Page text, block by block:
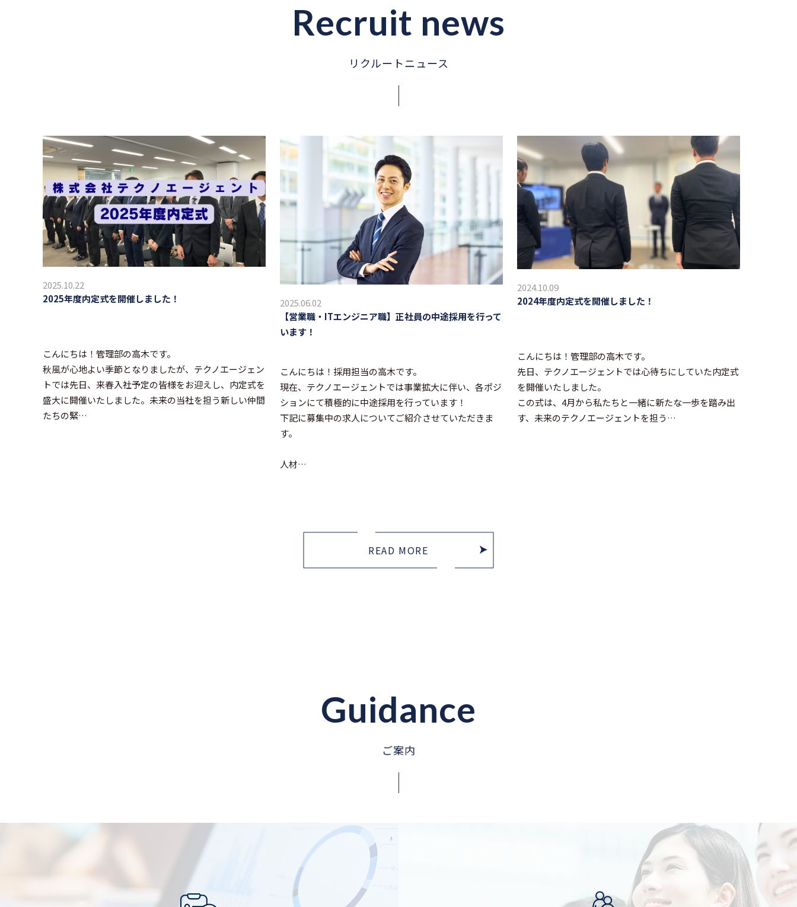
Recruit news
リクルートニュース
2025.10.22
2025年度内定式を開催しました！
こんにちは！管理部の高木です。
秋風が心地よい季節となりましたが、テクノエージェン
トでは先日、来春入社予定の皆様をお迎えし、内定式を
盛大に開催いたしました。未来の当社を担う新しい仲間
たちの緊…
2025.06.02
【営業職・ITエンジニア職】正社員の中途採用を行って
います！
こんにちは！採用担当の高木です。
現在、テクノエージェントでは事業拡大に伴い、各ポジ
ションにて積極的に中途採用を行っています！
下記に募集中の求人についてご紹介させていただきま
す。
人材…
2024.10.09
2024年度内定式を開催しました！
こんにちは！管理部の高木です。
先日、テクノエージェントでは心待ちにしていた内定式
を開催いたしました。
この式は、4月から私たちと一緒に新たな一歩を踏み出
す、未来のテクノエージェントを担う…
READ MORE
Guidance
ご案内